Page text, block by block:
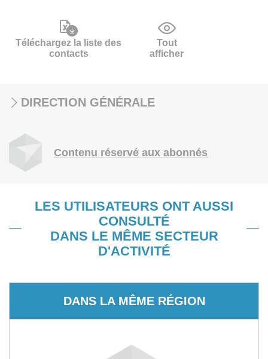
Téléchargez la liste des
contacts
Tout
afficher
DIRECTION GÉNÉRALE
Contenu réservé aux abonnés
LES UTILISATEURS ONT AUSSI
CONSULTÉ
DANS LE MÊME SECTEUR
D'ACTIVITÉ
DANS LA MÊME RÉGION